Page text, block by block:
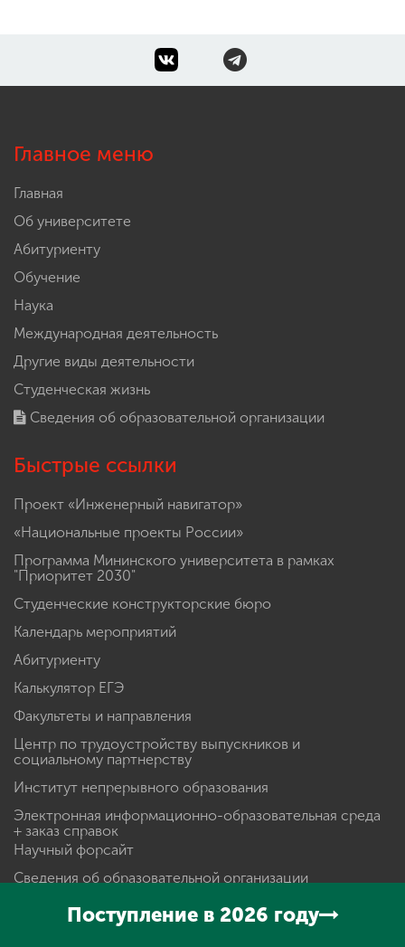
Главное меню
Главная
Об университете
Абитуриенту
Обучение
Наука
Международная деятельность
Другие виды деятельности
Студенческая жизнь
Сведения об образовательной организации
Быстрые ссылки
Проект «Инженерный навигатор»
«Национальные проекты России»
Программа Мининского университета в рамках
"Приоритет 2030"
Студенческие конструкторские бюро
Календарь мероприятий
Абитуриенту
Калькулятор ЕГЭ
Факультеты и направления
Центр по трудоустройству выпускников и
социальному партнерству
Институт непрерывного образования
Электронная информационно-образовательная среда
+ заказ справок
Научный форсайт
Сведения об образовательной организации
Телефонный справочник
Поступление в 2026 году